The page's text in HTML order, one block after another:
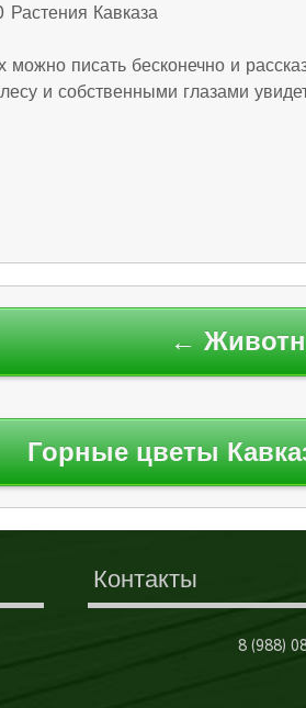
писать бесконечно и
и собственными глазами
Горные цветы
←
Контакты
8 (988)